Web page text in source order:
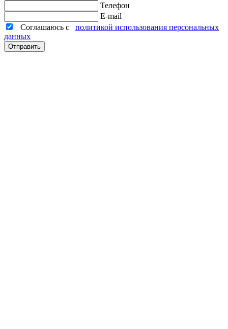
Телефон
E-mail
Соглашаюсь с политикой использования персональных
данных
Отправить